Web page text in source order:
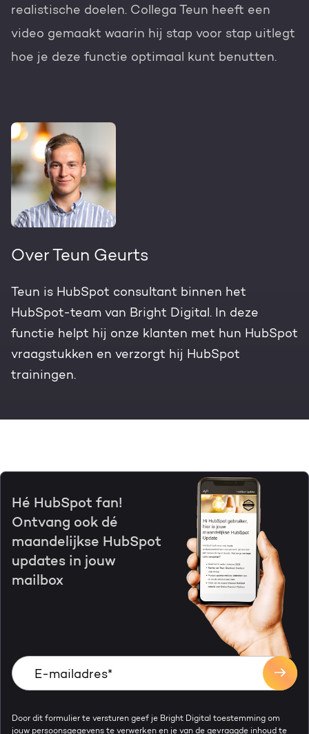
realistische doelen. Collega Teun heeft een
video gemaakt waarin hij stap voor stap uitlegt
hoe je deze functie optimaal kunt benutten.
Over Teun Geurts
Teun is HubSpot consultant binnen het
HubSpot-team van Bright Digital. In deze
functie helpt hij onze klanten met hun HubSpot
vraagstukken en verzorgt hij HubSpot
trainingen.
Hé HubSpot fan!
Ontvang ook dé
maandelijkse HubSpot
updates in jouw
mailbox
Door dit formulier te versturen geef je Bright Digital toestemming om
jouw persoonsgegevens te verwerken en je van de gevraagde inhoud te